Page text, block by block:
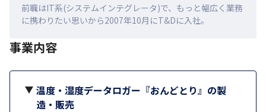
前職はIT系(システムインテグレータ)で、もっと幅広く業務
に携わりたい思いから2007年10月にT&Dに入社。
事業内容
温度・湿度データロガー『おんどとり』の製
造・販売